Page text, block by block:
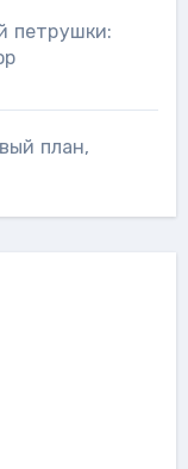
петрушки:
план,